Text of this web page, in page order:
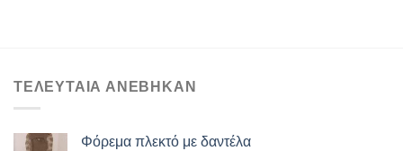
ΤΕΛΕΥΤΑΙΑ ΑΝΕΒΗΚΑΝ
Φόρεμα πλεκτό με δαντέλα